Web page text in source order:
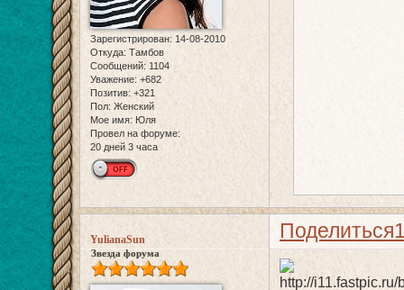
Зарегистрирован: 14-08-2010
Откуда: Тамбов
Сообщений: 1104
Уважение: +682
Позитив: +321
Пол: Женский
Мое имя: Юля
Провел на форуме:
20 дней 3 часа
Поделиться
YulianaSun
Звезда форума